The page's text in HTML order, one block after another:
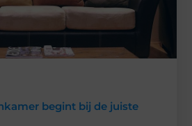
begint bij de juiste